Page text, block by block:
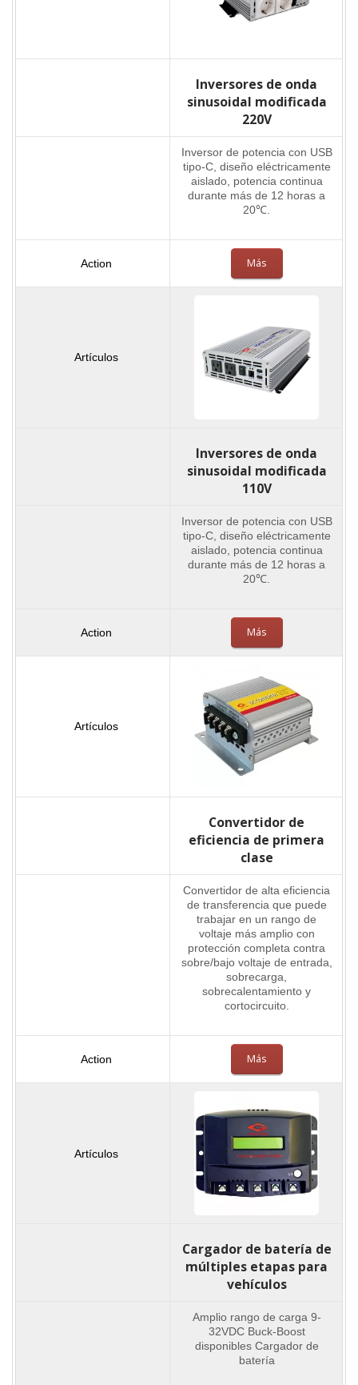
Inversores de onda
sinusoidal modificada
220V
Inversor de potencia con USB
tipo-C, diseño eléctricamente
aislado, potencia continua
durante más de 12 horas a
20℃.
Más
Inversores de onda
sinusoidal modificada
110V
Inversor de potencia con USB
tipo-C, diseño eléctricamente
aislado, potencia continua
durante más de 12 horas a
20℃.
Más
Convertidor de
eficiencia de primera
clase
Convertidor de alta eficiencia
de transferencia que puede
trabajar en un rango de
voltaje más amplio con
protección completa contra
sobre/bajo voltaje de entrada,
sobrecarga,
sobrecalentamiento y
cortocircuito.
Más
Cargador de batería de
múltiples etapas para
vehículos
Amplio rango de carga 9-
32VDC Buck-Boost
disponibles Cargador de
batería